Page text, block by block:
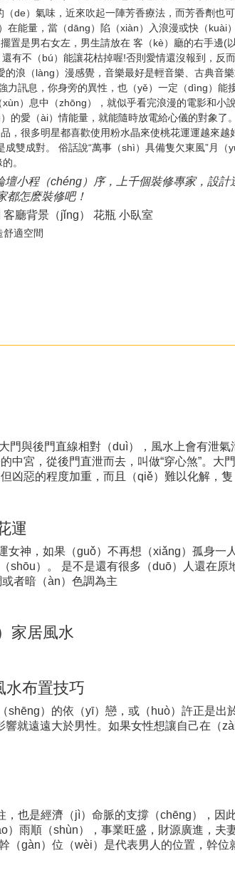
de）氣味，近來吹起一陣芳香療法，而芳香劑
在能量，當（dāng）陷（xiàn）入浪漫或快（
置是男右女左，男生請放在 客（kè）廳的右手邊
有不（bú）能讓花枯掉喔!否則愛情還沒報到，反
的浪（làng）漫感覺，音樂最好是輕音樂、古典
力訊息，你身旁的異性，也（yě）一定（dìng）
）息中（zhōng），就似乎看完浪漫的電影和
的愛（ài）情能量，就能隨時放電給心儀的對象
，很多明星都喜歡使用粉水晶來使桃花運運越來
成雙成對。 俗話說“萬事（shì）具備隻欠東風”月
。
壇小程（chéng）序，上千個裝修專家，設
都怎麽裝修吧！
廳背景（jǐng） 花瓶 小臥室
舒適空間
門與後門直線相對（duì），風水上會有泄
中宮，從後門直泄而去，叫做“穿心煞”。大
凶惡的程度加重，而且（qiě）難以化解，
運
女神，如果（guǒ）不再想（xiǎng）孤身
shōu）。 是不是還有很多（duō）人還在
者暗（àn）色調為主
家居風水
水布置技巧
shēng）的依（yī）戀，或（huò）許正是
響就遠遠大於男性。如果女性想讓自己在
也是經濟（jì）命脈的支撐（chēng），
）雨順（shùn），事業旺盛，財源廣進，
gàn）位（wèi）是代表男人的位置，幹位